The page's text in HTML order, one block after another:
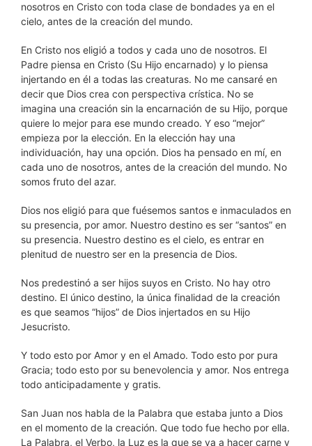
nosotros en Cristo con toda clase de bondades ya en el
cielo, antes de la creación del mundo.
En Cristo nos eligió a todos y cada uno de nosotros. El
Padre piensa en Cristo (Su Hijo encarnado) y lo piensa
injertando en él a todas las creaturas. No me cansaré en
decir que Dios crea con perspectiva crística. No se
imagina una creación sin la encarnación de su Hijo, porque
quiere lo mejor para ese mundo creado. Y eso “mejor”
empieza por la elección. En la elección hay una
individuación, hay una opción. Dios ha pensado en mí, en
cada uno de nosotros, antes de la creación del mundo. No
somos fruto del azar.
Dios nos eligió para que fuésemos santos e inmaculados en
su presencia, por amor. Nuestro destino es ser “santos” en
su presencia. Nuestro destino es el cielo, es entrar en
plenitud de nuestro ser en la presencia de Dios.
Nos predestinó a ser hijos suyos en Cristo. No hay otro
destino. El único destino, la única finalidad de la creación
es que seamos “hijos” de Dios injertados en su Hijo
Jesucristo.
Y todo esto por Amor y en el Amado. Todo esto por pura
Gracia; todo esto por su benevolencia y amor. Nos entrega
todo anticipadamente y gratis.
San Juan nos habla de la Palabra que estaba junto a Dios
en el momento de la creación. Que todo fue hecho por ella.
La Palabra, el Verbo, la Luz es la que se va a hacer carne y